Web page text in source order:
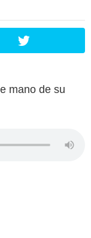
mano de su